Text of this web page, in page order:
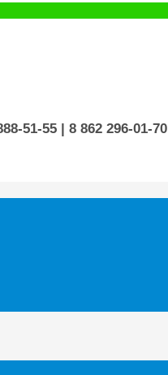
51-55 | 8 862 296-01-70